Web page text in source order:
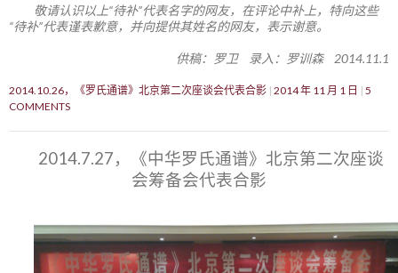
敬请认识以上“待补”代表名字的网友，在评论中补上，特向这些
“待补”代表谨表歉意，并向提供其姓名的网友，表示谢意。
供稿：罗卫 录入：罗训森 2014.11.1
2014.10.26，《罗氏通谱》北京第二次座谈会代表合影 2014 年 11 月 1 日
5
COMMENTS
2014.7.27，《中华罗氏通谱》北京第二次座谈
会筹备会代表合影